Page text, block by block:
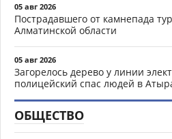
05 авг 2026
Пострадавшего от камнепада
Алматинской области
05 авг 2026
Загорелось дерево у линии
полицейский спас людей в
ОБЩЕСТВО